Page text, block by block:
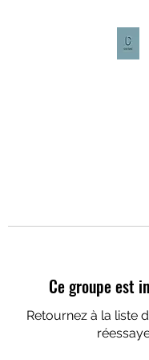
Ce groupe est
Retournez à la liste